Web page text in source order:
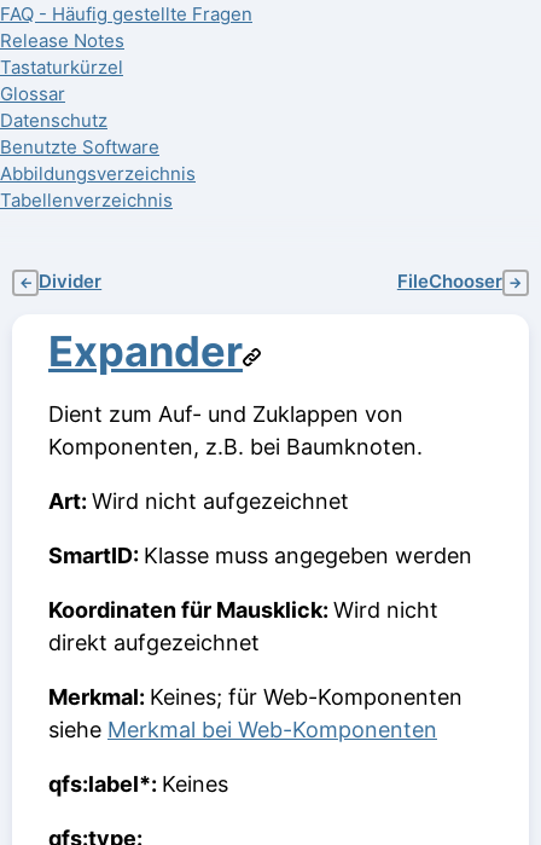
FAQ - Häufig gestellte Fragen
Release Notes
Tastaturkürzel
Glossar
Datenschutz
Benutzte Software
Abbildungsverzeichnis
Tabellenverzeichnis
← Divider FileChooser →
Expander
Dient zum Auf- und Zuklappen von
Komponenten, z.B. bei Baumknoten.
Art: Wird nicht aufgezeichnet
SmartID: Klasse muss angegeben werden
Koordinaten für Mausklick: Wird nicht
direkt aufgezeichnet
Merkmal: Keines; für Web-Komponenten
siehe Merkmal bei Web-Komponenten
qfs:label*: Keines
qfs:type: